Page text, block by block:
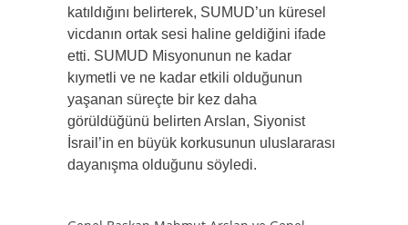
katıldığını belirterek, SUMUD’un küresel
vicdanın ortak sesi haline geldiğini ifade
etti. SUMUD Misyonunun ne kadar
kıymetli ve ne kadar etkili olduğunun
yaşanan süreçte bir kez daha
görüldüğünü belirten Arslan, Siyonist
İsrail’in en büyük korkusunun uluslararası
dayanışma olduğunu söyledi.